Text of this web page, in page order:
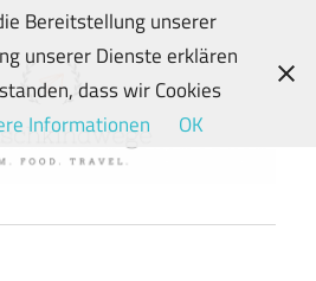
Bereitstellung unserer
unserer Dienste erklären
dass wir Cookies
Informationen OK